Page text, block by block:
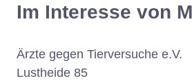
Im Interesse von
Ärzte gegen Tierversuche e.V.
Lustheide 85